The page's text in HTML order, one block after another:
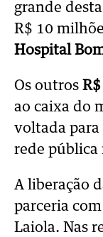
grande
R$ 10
Hospital
Os outros
ao caixa do
voltada
rede pública
A liberação
parceria
Laiola. Nas